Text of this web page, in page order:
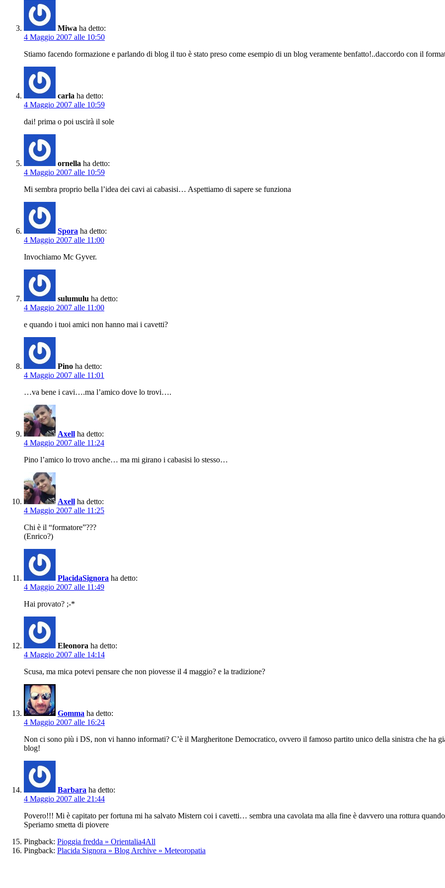
Miwa ha detto:
4 Maggio 2007 alle 10:50
Stiamo facendo formazione e parlando di blog il tuo è stato preso come esempio di un blog veramente benfatto!..daccordo con il
carla ha detto:
4 Maggio 2007 alle 10:59
dai! prima o poi uscirà il sole
ornella ha detto:
4 Maggio 2007 alle 10:59
Mi sembra proprio bella l’idea dei cavi ai cabasisi… Aspettiamo di sapere se funziona
Spora ha detto:
4 Maggio 2007 alle 11:00
Invochiamo Mc Gyver.
sulumulu ha detto:
4 Maggio 2007 alle 11:00
e quando i tuoi amici non hanno mai i cavetti?
Pino ha detto:
4 Maggio 2007 alle 11:01
…va bene i cavi….ma l’amico dove lo trovi….
Axell ha detto:
4 Maggio 2007 alle 11:24
Pino l’amico lo trovo anche… ma mi girano i cabasisi lo stesso…
Axell ha detto:
4 Maggio 2007 alle 11:25
Chi è il “formatore”???
(Enrico?)
PlacidaSignora ha detto:
4 Maggio 2007 alle 11:49
Hai provato? ;-*
Eleonora ha detto:
4 Maggio 2007 alle 14:14
Scusa, ma mica potevi pensare che non piovesse il 4 maggio? e la tradizione?
Gomma ha detto:
4 Maggio 2007 alle 16:24
Non ci sono più i DS, non vi hanno informati? C’è il Margheritone Democratico, ovvero il famoso partito unico della sinistra che ha
blog!
Barbara ha detto:
4 Maggio 2007 alle 21:44
Povero!!! Mi è capitato per fortuna mi ha salvato Mistern coi i cavetti… sembra una cavolata ma alla fine è davvero una rottura
Speriamo smetta di piovere
Pingback: Pioggia fredda » Orientalia4All
Pingback: Placida Signora » Blog Archive » Meteoropatia